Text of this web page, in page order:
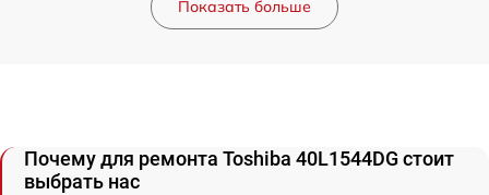
Показать больше
Почему для ремонта Toshiba 40L1544DG стоит
выбрать нас